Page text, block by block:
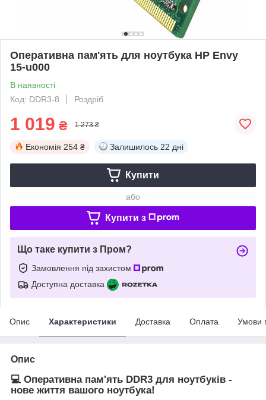
Оперативна пам'ять для ноутбука HP Envy
15-u000
В наявності
Код: DDR3-8
Роздріб
1 019 ₴ 1 273 ₴
Економія 254 ₴ Залишилось 22 дні
Купити
або
Купити з
Що таке купити з Пром?
Замовлення під захистом
Доступна доставка
Опис Характеристики Доставка Оплата Умови
Опис
💻 Оперативна пам'ять DDR3 для ноутбуків -
нове життя вашого ноутбука!